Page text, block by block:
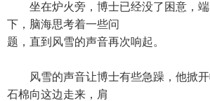
坐在炉火旁，博士已经没了困意，端
下，脑海思考着一些问
题，直到风雪的声音再次响起。
风雪的声音让博士有些急躁，他掀开
石棉向这边走来，肩